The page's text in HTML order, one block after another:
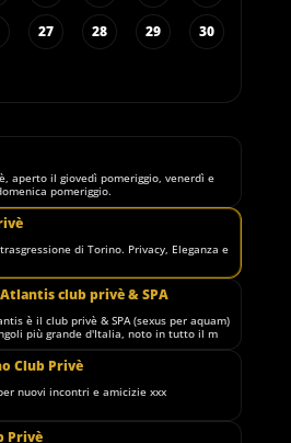
27 28 29 30
aperto il giovedì pomeriggio, venerdì e
pomeriggio.
di Torino. Privacy, Eleganza e
club privè & SPA
è il club privè & SPA (sexus per aquam)
più grande d'Italia, noto in tutto il m
Club Privè
nuovi incontri e amicizie xxx
Privè